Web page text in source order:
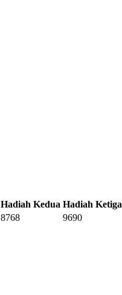
Hadiah Kedua Hadiah Ketiga
8768 9690